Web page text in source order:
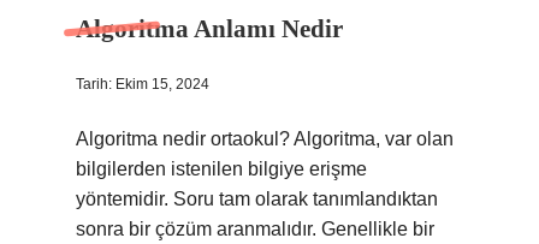
Algoritma Anlamı Nedir
Tarih: Ekim 15, 2024
Algoritma nedir ortaokul? Algoritma, var olan
bilgilerden istenilen bilgiye erişme
yöntemidir. Soru tam olarak tanımlandıktan
sonra bir çözüm aranmalıdır. Genellikle bir